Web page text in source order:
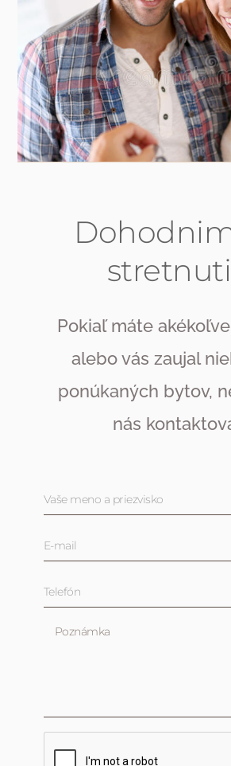
Pokiaľ máte
alebo vás zaujal
ponúkaných bytov,
nás